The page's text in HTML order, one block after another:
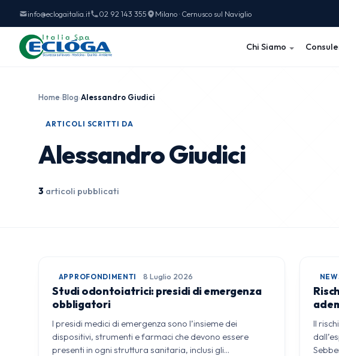
info@eclogaitalia.it 02 92 143 355 Milano · Cernusco sul Naviglio
Chi Siamo
Home›Blog›Alessandro Giudici
ARTICOLI SCRITTI DA
Alessandro Giudici
3 articoli pubblicati
APPROFONDIMENTI 8 Luglio 2026
Studi odontoiatrici: presidi di emergenza
obbligatori
I presidi medici di emergenza sono l’insieme dei
dispositivi, strumenti e farmaci che devono essere
presenti in ogni struttura sanitaria, inclusi gli…
Il